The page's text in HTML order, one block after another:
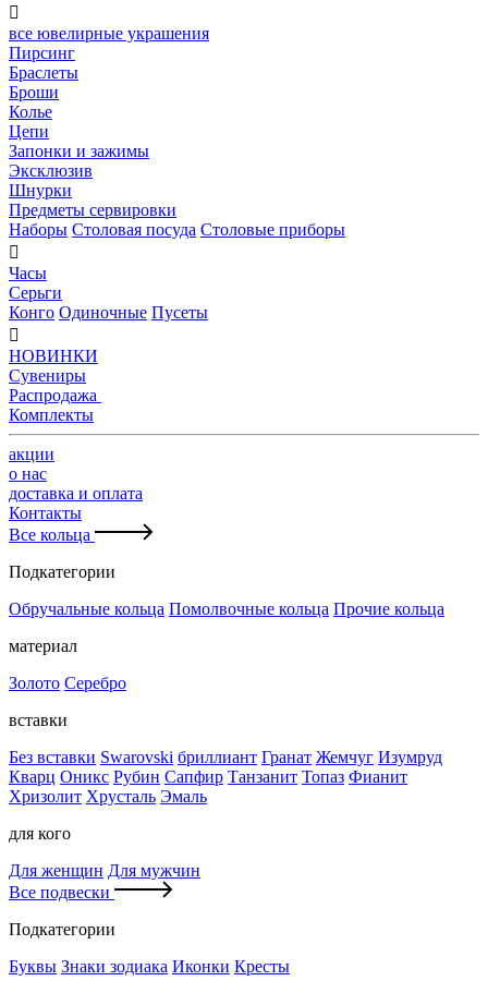

все ювелирные украшения
Пирсинг
Браслеты
Броши
Колье
Цепи
Запонки и зажимы
Эксклюзив
Шнурки
Предметы сервировки
Наборы Столовая посуда Столовые приборы

Часы
Серьги
Конго Одиночные Пусеты

НОВИНКИ
Сувениры
Распродажа
Комплекты
акции
о нас
доставка и оплата
Контакты
Все кольца
Подкатегории
Обручальные кольца Помолвочные кольца Прочие кольца
материал
Золото Серебро
вставки
Без вставки Swarovski бриллиант Гранат Жемчуг Изумруд
Кварц Оникс Рубин Сапфир Танзанит Топаз Фианит
Хризолит Хрусталь Эмаль
для кого
Для женщин Для мужчин
Все подвески
Подкатегории
Буквы Знаки зодиака Иконки Кресты